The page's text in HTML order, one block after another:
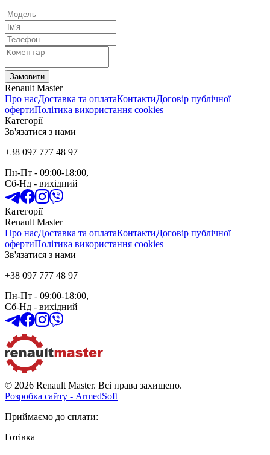
Замовити
Renault Master
Про насДоставка та оплатаКонтактиДоговір публічної
офертиПолітика використання cookies
Категорії
Зв'язатися з нами
+38 097 777 48 97
Пн-Пт - 09:00-18:00,
Сб-Нд - вихідний
Категорії
Renault Master
Про насДоставка та оплатаКонтактиДоговір публічної
офертиПолітика використання cookies
Зв'язатися з нами
+38 097 777 48 97
Пн-Пт - 09:00-18:00,
Сб-Нд - вихідний
© 2026 Renault Master. Всі права захищено.
Розробка сайту - ArmedSoft
Приймаємо до сплати:
Готівка